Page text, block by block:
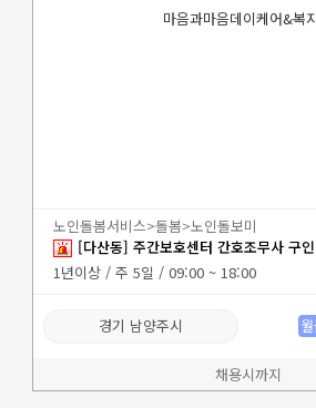
마음과마음데이케어&복
노인돌봄서비스>돌봄>노인돌보미
[다산동] 주간보호센터 간호조무사 구인
1년이상 / 주 5일 / 09:00 ~ 18:00
경기 남양주시
채용시까지